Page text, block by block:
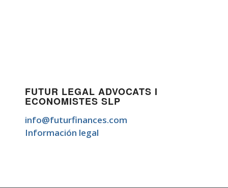
FUTUR LEGAL ADVOCATS I
ECONOMISTES SLP
info@futurfinances.com
Información legal